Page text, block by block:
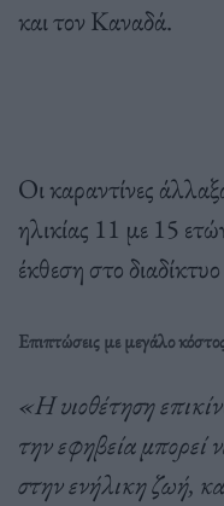
και τον Καναδά.
Οι καραντίνες
ηλικίας 11 με 15
έκθεση στο διαδίκτυο
Επιπτώσεις με μεγάλο
«Η υιοθέτηση
την εφηβεία μπορεί
στην ενήλικη ζωή,